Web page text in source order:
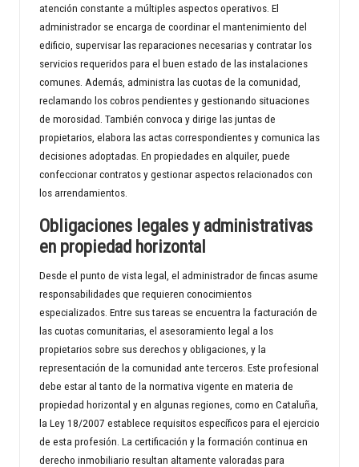
atención constante a múltiples aspectos operativos. El
administrador se encarga de coordinar el mantenimiento del
edificio, supervisar las reparaciones necesarias y contratar los
servicios requeridos para el buen estado de las instalaciones
comunes. Además, administra las cuotas de la comunidad,
reclamando los cobros pendientes y gestionando situaciones
de morosidad. También convoca y dirige las juntas de
propietarios, elabora las actas correspondientes y comunica las
decisiones adoptadas. En propiedades en alquiler, puede
confeccionar contratos y gestionar aspectos relacionados con
los arrendamientos.
Obligaciones legales y administrativas
en propiedad horizontal
Desde el punto de vista legal, el administrador de fincas asume
responsabilidades que requieren conocimientos
especializados. Entre sus tareas se encuentra la facturación de
las cuotas comunitarias, el asesoramiento legal a los
propietarios sobre sus derechos y obligaciones, y la
representación de la comunidad ante terceros. Este profesional
debe estar al tanto de la normativa vigente en materia de
propiedad horizontal y en algunas regiones, como en Cataluña,
la Ley 18/2007 establece requisitos específicos para el ejercicio
de esta profesión. La certificación y la formación continua en
derecho inmobiliario resultan altamente valoradas para